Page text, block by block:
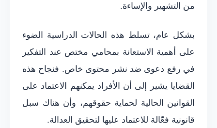
من التشهير والإساءة.
بشكل عام، تسلط هذه الحالات الدراسية الضوء
على أهمية الاستعانة بمحامي مختص عند التفكير
في رفع دعوى ضد نشر محتوى خاص. فنجاح هذه
القضايا يشير إلى أن الأفراد يمكنهم الاعتماد على
القوانين الحالية لحماية حقوقهم، وأن هناك سبل
قانونية فعّالة للاعتماد عليها لتحقيق العدالة.